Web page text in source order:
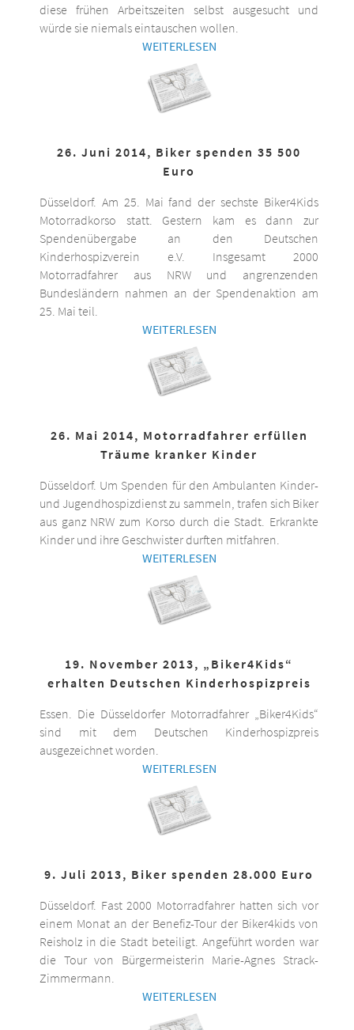
diese frühen Arbeitszeiten selbst ausgesucht und
würde sie niemals eintauschen wollen.
WEITERLESEN
26. Juni 2014, Biker spenden 35 500
Euro
Düsseldorf. Am 25. Mai fand der sechste Biker4Kids
Motorradkorso statt. Gestern kam es dann zur
Spendenübergabe an den Deutschen
Kinderhospizverein e.V. Insgesamt 2000
Motorradfahrer aus NRW und angrenzenden
Bundesländern nahmen an der Spendenaktion am
25. Mai teil.
WEITERLESEN
26. Mai 2014, Motorradfahrer erfüllen
Träume kranker Kinder
Düsseldorf. Um Spenden für den Ambulanten Kinder-
und Jugendhospizdienst zu sammeln, trafen sich Biker
aus ganz NRW zum Korso durch die Stadt. Erkrankte
Kinder und ihre Geschwister durften mitfahren.
WEITERLESEN
19. November 2013, „Biker4Kids“
erhalten Deutschen Kinderhospizpreis
Essen. Die Düsseldorfer Motorradfahrer „Biker4Kids“
sind mit dem Deutschen Kinderhospizpreis
ausgezeichnet worden.
WEITERLESEN
9. Juli 2013, Biker spenden 28.000 Euro
Düsseldorf. Fast 2000 Motorradfahrer hatten sich vor
einem Monat an der Benefiz-Tour der Biker4kids von
Reisholz in die Stadt beteiligt. Angeführt worden war
die Tour von Bürgermeisterin Marie-Agnes Strack-
Zimmermann.
WEITERLESEN